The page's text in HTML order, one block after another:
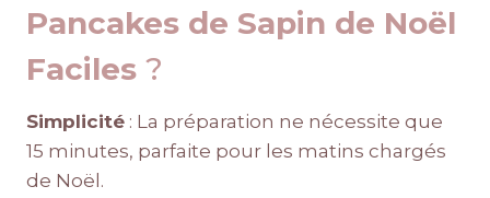
Pancakes de Sapin de Noël
Faciles ?
Simplicité : La préparation ne nécessite que
15 minutes, parfaite pour les matins chargés
de Noël.